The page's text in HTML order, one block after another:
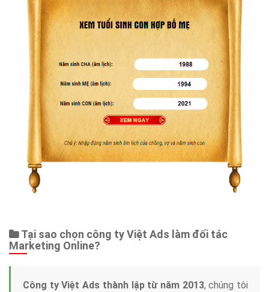
Tại sao chọn công ty Việt Ads làm đối tác
Marketing Online?
Công ty Việt Ads thành lập từ năm 2013, chúng tôi